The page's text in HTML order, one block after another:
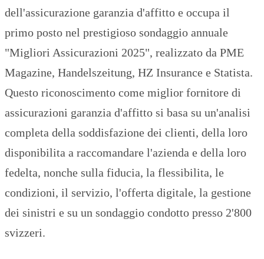
dell'assicurazione garanzia d'affitto e occupa il
primo posto nel prestigioso sondaggio annuale
"Migliori Assicurazioni 2025", realizzato da PME
Magazine, Handelszeitung, HZ Insurance e Statista.
Questo riconoscimento come miglior fornitore di
assicurazioni garanzia d'affitto si basa su un'analisi
completa della soddisfazione dei clienti, della loro
disponibilita a raccomandare l'azienda e della loro
fedelta, nonche sulla fiducia, la flessibilita, le
condizioni, il servizio, l'offerta digitale, la gestione
dei sinistri e su un sondaggio condotto presso 2'800
svizzeri.